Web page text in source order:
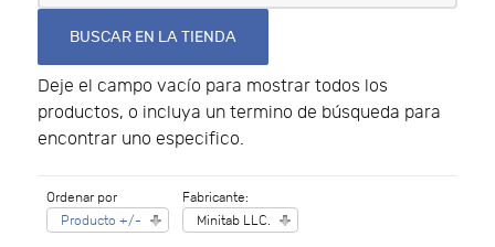
Deje el campo vacío para mostrar todos los
productos, o incluya un termino de búsqueda para
encontrar uno especifico.
Ordenar por
Producto +/-
Fabricante:
Minitab LLC.